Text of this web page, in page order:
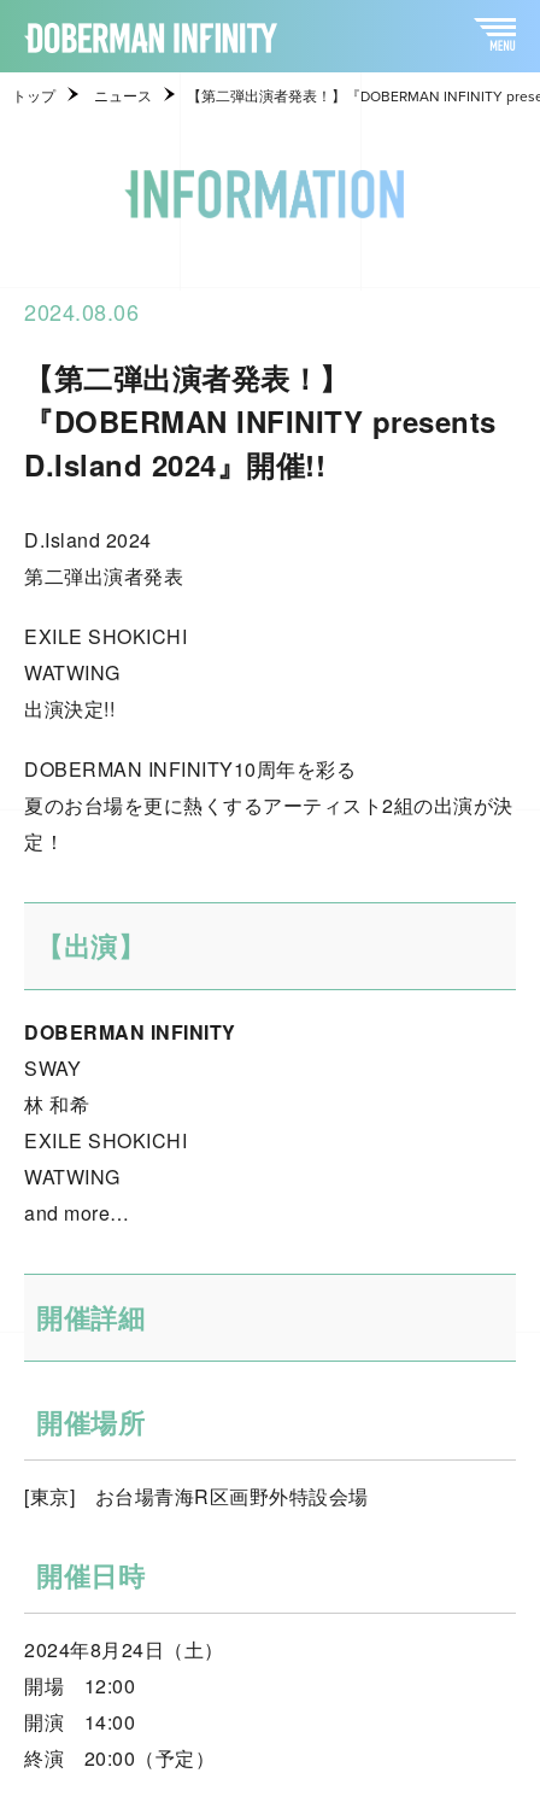
トップ ニュース 【第二弾出演者発表！】『DOBERMAN INFINITY
2024.08.06
【第二弾出演者発表！】
『DOBERMAN INFINITY presents
D.Island 2024』開催!!
D.Island 2024
第二弾出演者発表
EXILE SHOKICHI
WATWING
出演決定!!
DOBERMAN INFINITY10周年を彩る
夏のお台場を更に熱くするアーティスト2組の出演が決
定！
【出演】
DOBERMAN INFINITY
SWAY
林 和希
EXILE SHOKICHI
WATWING
and more…
開催詳細
開催場所
[東京] お台場⻘海R区画野外特設会場
開催日時
2024年8月24日（土）
開場 12:00
開演 14:00
終演 20:00（予定）